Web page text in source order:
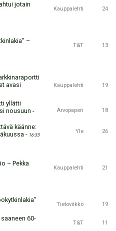
jotain
Kauppalehti 24
–
T&T 13
avasi
Kauppalehti 19
yllätti
nousuun - Arvopaperi 18
käänne:
- 16:33
Yle 26
– Pekka
Kauppalehti 21
Tietoviikko 19
60-
T&T 11